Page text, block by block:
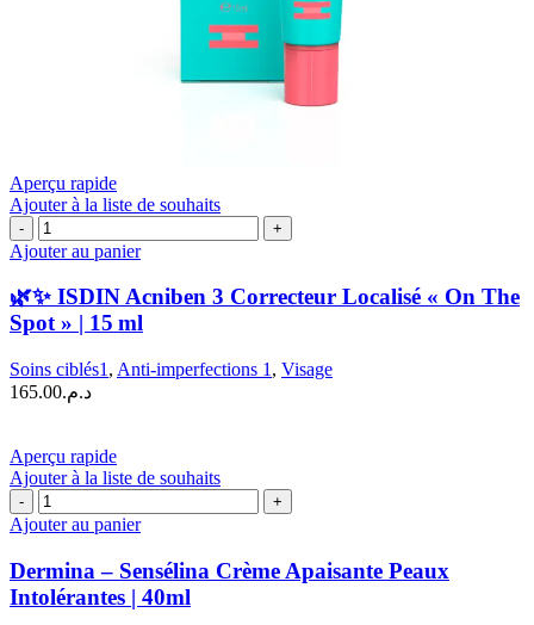
Aperçu rapide
Ajouter à la liste de souhaits
quantité
de
✨
ISDIN
Acniben
Correcteur
Localisé
Spot"
|
15 ml
Ajouter au panier
🌿✨ ISDIN Acniben 3 Correcteur Localisé « On The
Spot » | 15 ml
Soins ciblés1 , Anti-imperfections 1 , Visage
د.م.165.00
Aperçu rapide
Ajouter à la liste de souhaits
quantité
de
Dermina
Sensélina
Crème
Ajouter au panier
Dermina – Sensélina Crème Apaisante Peaux
Intolérantes | 40ml